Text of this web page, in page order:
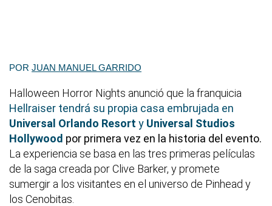
POR JUAN MANUEL GARRIDO
Halloween Horror Nights anunció que la franquicia
Hellraiser tendrá su propia casa embrujada en
Universal Orlando Resort y Universal Studios
Hollywood por primera vez en la historia del evento.
La experiencia se basa en las tres primeras películas
de la saga creada por Clive Barker, y promete
sumergir a los visitantes en el universo de Pinhead y
los Cenobitas.